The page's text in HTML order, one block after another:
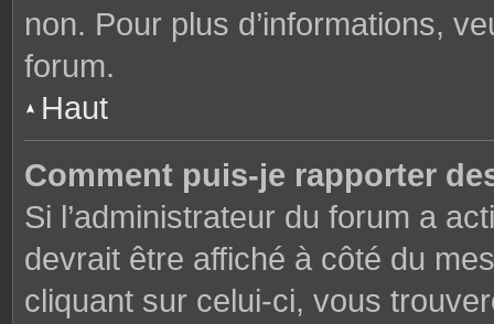
non. Pour plus d’informations,
forum.
Haut
Comment puis-je rapporter
Si l’administrateur du forum a
devrait être affiché à côté du
cliquant sur celui-ci, vous